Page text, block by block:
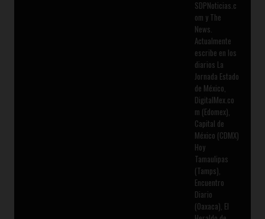
SDPNoticias.c
om y The
News.
Actualmente
escribe en los
diarios La
Jornada Estado
de México,
DigitalMex.co
m (Edomex),
Capital de
México (CDMX)
Hoy
Tamaulipas
(Tamps),
Encuentro
Diario
(Oaxaca), El